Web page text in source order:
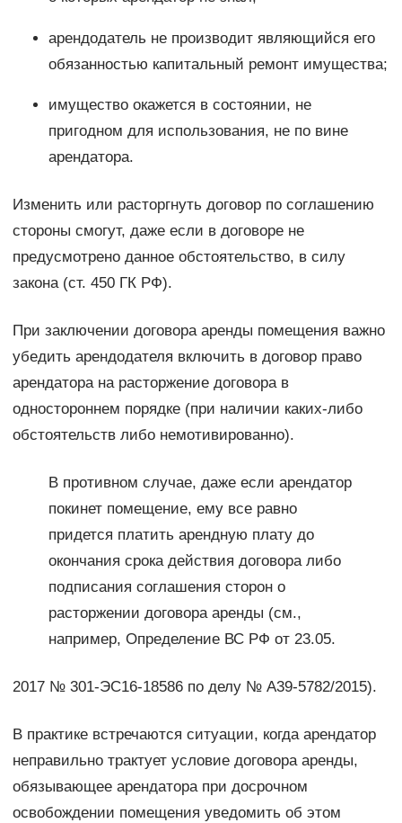
арендодатель не производит являющийся его
обязанностью капитальный ремонт имущества;
имущество окажется в состоянии, не
пригодном для использования, не по вине
арендатора.
Изменить или расторгнуть договор по соглашению
стороны смогут, даже если в договоре не
предусмотрено данное обстоятельство, в силу
закона (ст. 450 ГК РФ).
При заключении договора аренды помещения важно
убедить арендодателя включить в договор право
арендатора на расторжение договора в
одностороннем порядке (при наличии каких-либо
обстоятельств либо немотивированно).
В противном случае, даже если арендатор
покинет помещение, ему все равно
придется платить арендную плату до
окончания срока действия договора либо
подписания соглашения сторон о
расторжении договора аренды (см.,
например, Определение ВС РФ от 23.05.
2017 № 301-ЭС16-18586 по делу № А39-5782/2015).
В практике встречаются ситуации, когда арендатор
неправильно трактует условие договора аренды,
обязывающее арендатора при досрочном
освобождении помещения уведомить об этом